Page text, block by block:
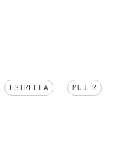
ESTRELLA MUJER